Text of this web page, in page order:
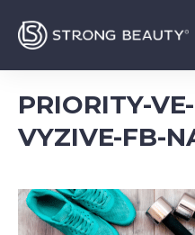
PRIORITY-
VYZIVE-FB-